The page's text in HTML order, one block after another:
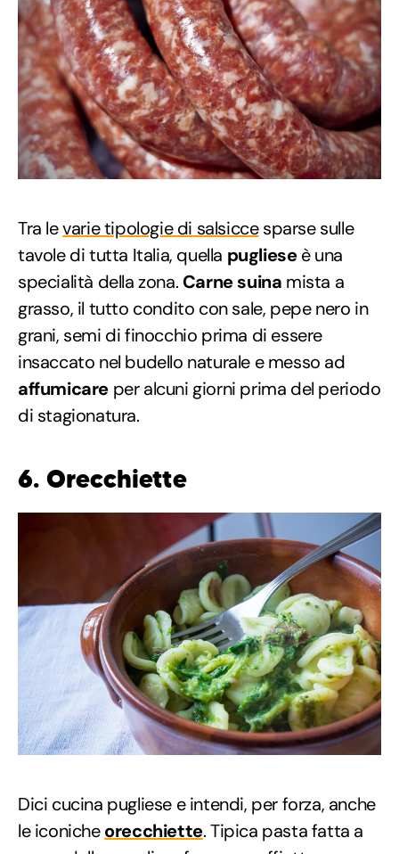
Tra levarie tipologie di salsiccesparse sulle
tavole di tutta Italia, quella puglieseè una
specialità della zona. Carne suina mista a
grasso, il tutto condito con sale, pepe nero in
grani, semi di finocchio prima di essere
insaccato nel budello naturale e messo ad
affumicare per alcuni giorni prima del periodo
di stagionatura.
6. Orecchiette
Dici cucina pugliese e intendi, per forza, anche
le iconicheorecchiette. Tipica pasta fatta a